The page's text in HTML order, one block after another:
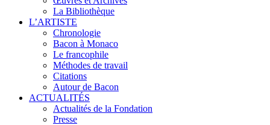
La Bibliothèque
L’ARTISTE
Chronologie
Bacon à Monaco
Le francophile
Méthodes de travail
Citations
Autour de Bacon
ACTUALITÉS
Actualités de la Fondation
Presse